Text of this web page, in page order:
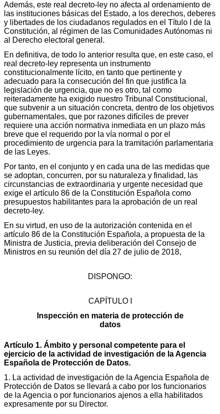
Además, este real decreto-ley no afecta al ordenamiento de
las instituciones básicas del Estado, a los derechos, deberes
y libertades de los ciudadanos regulados en el Título I de la
Constitución, al régimen de las Comunidades Autónomas ni
al Derecho electoral general.
En definitiva, de todo lo anterior resulta que, en este caso, el
real decreto-ley representa un instrumento
constitucionalmente lícito, en tanto que pertinente y
adecuado para la consecución del fin que justifica la
legislación de urgencia, que no es otro, tal como
reiteradamente ha exigido nuestro Tribunal Constitucional,
que subvenir a un situación concreta, dentro de los objetivos
gubernamentales, que por razones difíciles de prever
requiere una acción normativa inmediata en un plazo más
breve que el requerido por la vía normal o por el
procedimiento de urgencia para la tramitación parlamentaria
de las Leyes.
Por tanto, en el conjunto y en cada una de las medidas que
se adoptan, concurren, por su naturaleza y finalidad, las
circunstancias de extraordinaria y urgente necesidad que
exige el artículo 86 de la Constitución Española como
presupuestos habilitantes para la aprobación de un real
decreto-ley.
En su virtud, en uso de la autorización contenida en el
artículo 86 de la Constitución Española, a propuesta de la
Ministra de Justicia, previa deliberación del Consejo de
Ministros en su reunión del día 27 de julio de 2018,
DISPONGO:
CAPÍTULO I
Inspección en materia de protección de
datos
Artículo 1. Ámbito y personal competente para el
ejercicio de la actividad de investigación de la Agencia
Española de Protección de Datos.
1. La actividad de investigación de la Agencia Española de
Protección de Datos se llevará a cabo por los funcionarios
de la Agencia o por funcionarios ajenos a ella habilitados
expresamente por su Director.